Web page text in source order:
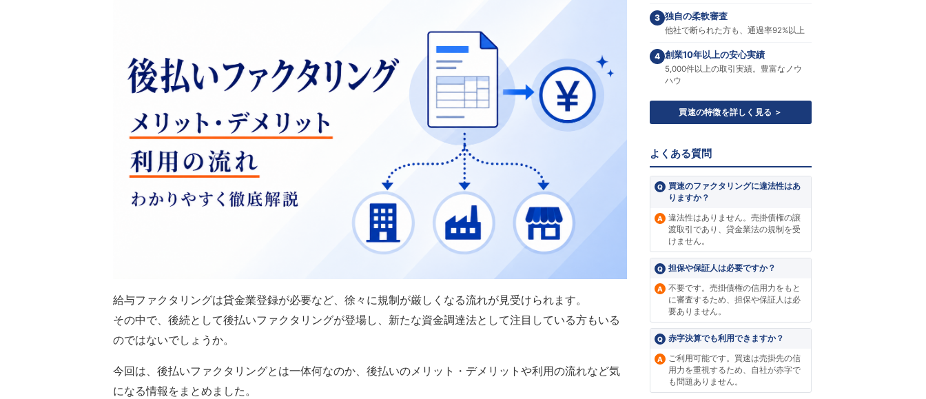
給与ファクタリングは貸金業登録が必要など、徐々に規制が厳しくなる流れが見受けられます。
その中で、後続として後払いファクタリングが登場し、新たな資金調達法として注目している方もいる
のではないでしょうか。
今回は、後払いファクタリングとは一体何なのか、後払いのメリット・デメリットや利用の流れなど気
になる情報をまとめました。
3 独自の柔軟審査
他社で断られた方も、通過率92%以上
4 創業10年以上の安心実績
5,000件以上の取引実績。豊富なノウ
ハウ
買速の特徴を詳しく見る ＞
よくある質問
買速のファクタリングに違法性はあ
りますか？
違法性はありません。売掛債権の譲
渡取引であり、貸金業法の規制を受
けません。
担保や保証人は必要ですか？
不要です。売掛債権の信用力をもと
に審査するため、担保や保証人は必
要ありません。
赤字決算でも利用できますか？
ご利用可能です。買速は売掛先の信
用力を重視するため、自社が赤字で
も問題ありません。